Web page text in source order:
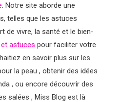
. Notre site aborde une
telles que les astuces
de vivre, la santé et le bien-
astuces pour faciliter votre
en savoir plus sur les
la peau , obtenir des idées
, ou encore découvrir des
salées , Miss Blog est là